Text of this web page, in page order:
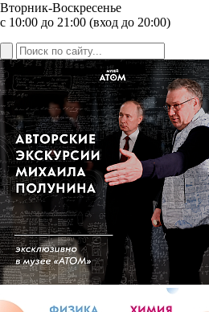
Вторник-Воскресенье
с 10:00 до 21:00 (вход до 20:00)